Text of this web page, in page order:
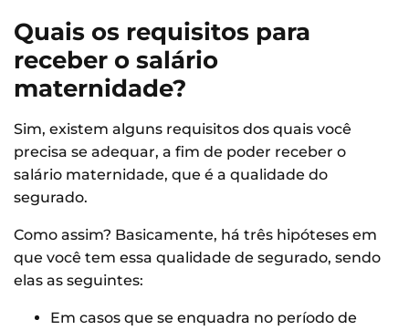
Quais os requisitos para
receber o salário
maternidade?
Sim, existem alguns requisitos dos quais você
precisa se adequar, a fim de poder receber o
salário maternidade, que é a qualidade do
segurado.
Como assim? Basicamente, há três hipóteses em
que você tem essa qualidade de segurado, sendo
elas as seguintes:
Em casos que se enquadra no período de